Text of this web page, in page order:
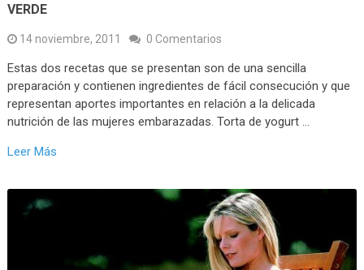
VERDE
14 noviembre, 2011 0 Comentarios
Estas dos recetas que se presentan son de una sencilla
preparación y contienen ingredientes de fácil consecución y que
representan aportes importantes en relación a la delicada
nutrición de las mujeres embarazadas. Torta de yogurt …
Leer Más